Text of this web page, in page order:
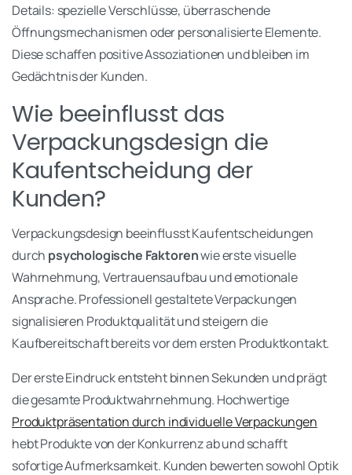
Details: spezielle Verschlüsse, überraschende
Öffnungsmechanismen oder personalisierte Elemente.
Diese schaffen positive Assoziationen und bleiben im
Gedächtnis der Kunden.
Wie beeinflusst das
Verpackungsdesign die
Kaufentscheidung der
Kunden?
Verpackungsdesign beeinflusst Kaufentscheidungen
durch psychologische Faktorenwie erste visuelle
Wahrnehmung, Vertrauensaufbau und emotionale
Ansprache. Professionell gestaltete Verpackungen
signalisieren Produktqualität und steigern die
Kaufbereitschaft bereits vor dem ersten Produktkontakt.
Der erste Eindruck entsteht binnen Sekunden und prägt
die gesamte Produktwahrnehmung. Hochwertige
Produktpräsentation durch individuelle Verpackungen
hebt Produkte von der Konkurrenz ab und schafft
sofortige Aufmerksamkeit. Kunden bewerten sowohl Optik